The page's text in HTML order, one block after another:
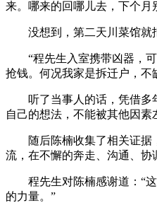
来。哪来的回哪儿去，下个月
没想到，第二天川菜馆就报
“程先生入室携带凶器，可
抢钱。何况我家是拆迁户，不
听了当事人的话，凭借多年
自己的想法，不能被其他因
随后陈楠收集了相关证据，
流，在不懈的奔走、沟通、协
程先生对陈楠感谢道：“这
的力量。”